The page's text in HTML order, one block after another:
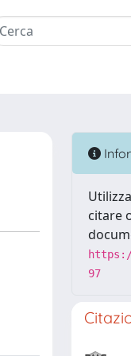
citare
97